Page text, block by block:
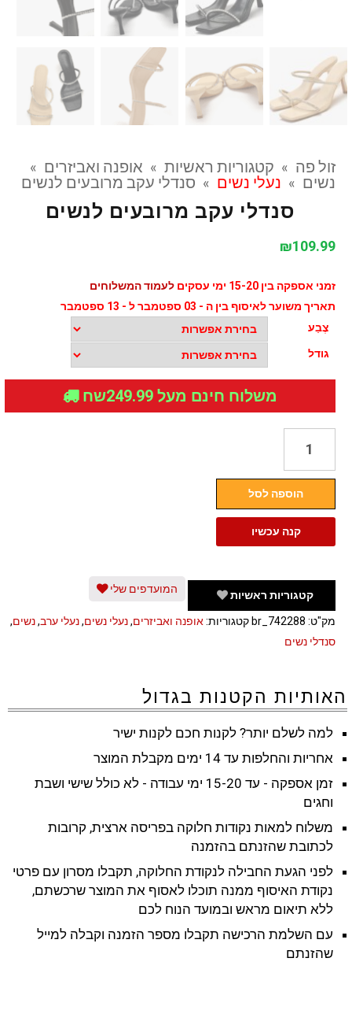
זול פה » קטגוריות ראשיות » אופנה ואביזרים »
נשים » נעלי נשים » סנדלי עקב מרובעים לנשים
סנדלי עקב מרובעים לנשים
₪109.99
זמני אספקה בין 15-20 ימי עסקים
לעמוד המשלוחים
תאריך משוער לאיסוף בין ה - 03 ספטמבר ל - 13 ספטמבר
צֶבַע
גודל
משלוח חינם מעל 249.99שח
סנדלי
מרובעים
הוספה לסל
קנה עכשיו
קטגוריות ראשיות
המועדפים שלי
מק"ט: br_742288 קטגוריות:אופנה ואביזרים,נעלי נשים,נעלי ערב,נשים,
סנדלי נשים
האותיות הקטנות בגדול
למה לשלם יותר? לקנות חכם לקנות ישיר
אחריות והחלפות עד 14 ימים מקבלת המוצר
זמן אספקה - עד 15-20 ימי עבודה - לא כולל שישי ושבת
וחגים
משלוח למאות נקודות חלוקה בפריסה ארצית, קרובות
לכתובת שהזנתם בהזמנה
לפני הגעת החבילה לנקודת החלוקה, תקבלו מסרון עם פרטי
נקודת האיסוף ממנה תוכלו לאסוף את המוצר שרכשתם,
ללא תיאום מראש ובמועד הנוח לכם
עם השלמת הרכישה תקבלו מספר הזמנה וקבלה למייל
שהזנתם